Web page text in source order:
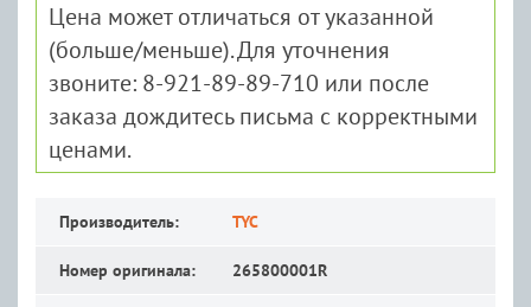
Цена может отличаться от указанной
(больше/меньше). Для уточнения
звоните: 8-921-89-89-710 или после
заказа дождитесь письма с корректными
ценами.
Производитель: TYC
Номер оригинала: 265800001R